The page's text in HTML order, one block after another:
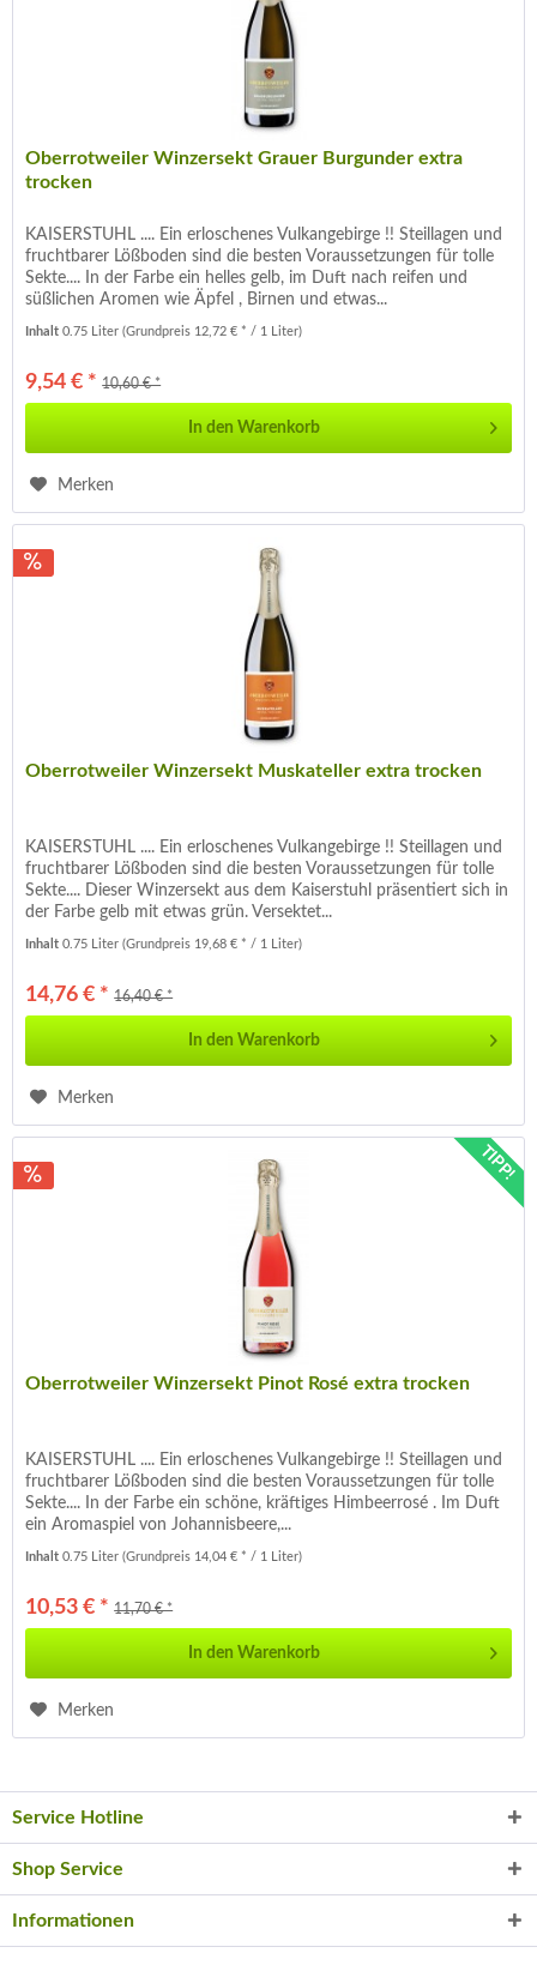
Oberrotweiler Winzersekt Grauer Burgunder extra
trocken
KAISERSTUHL .... Ein erloschenes Vulkangebirge !! Steillagen und
fruchtbarer Lößboden sind die besten Voraussetzungen für tolle
Sekte.... In der Farbe ein helles gelb, im Duft nach reifen und
süßlichen Aromen wie Äpfel , Birnen und etwas...
Inhalt0.75 Liter(Grundpreis 12,72 € * / 1 Liter)
9,54 € * 10,60 € *
In den Warenkorb
Merken
Oberrotweiler Winzersekt Muskateller extra trocken
KAISERSTUHL .... Ein erloschenes Vulkangebirge !! Steillagen und
fruchtbarer Lößboden sind die besten Voraussetzungen für tolle
Sekte.... Dieser Winzersekt aus dem Kaiserstuhl präsentiert sich in
der Farbe gelb mit etwas grün. Versektet...
Inhalt0.75 Liter(Grundpreis 19,68 € * / 1 Liter)
14,76 € * 16,40 € *
In den Warenkorb
Merken
TIPP!
Oberrotweiler Winzersekt Pinot Rosé extra trocken
KAISERSTUHL .... Ein erloschenes Vulkangebirge !! Steillagen und
fruchtbarer Lößboden sind die besten Voraussetzungen für tolle
Sekte.... In der Farbe ein schöne, kräftiges Himbeerrosé . Im Duft
ein Aromaspiel von Johannisbeere,...
Inhalt0.75 Liter(Grundpreis 14,04 € * / 1 Liter)
10,53 € * 11,70 € *
In den Warenkorb
Merken
Service Hotline
Shop Service
Informationen